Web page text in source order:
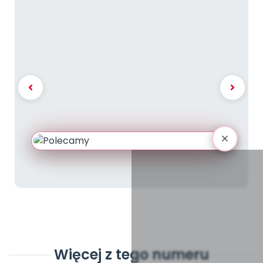
Więcej z tego numeru